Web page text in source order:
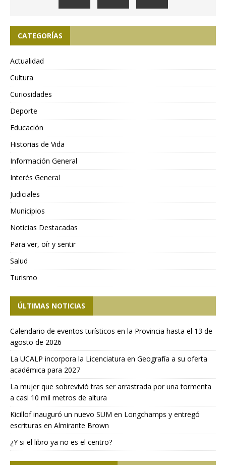
CATEGORÍAS
Actualidad
Cultura
Curiosidades
Deporte
Educación
Historias de Vida
Información General
Interés General
Judiciales
Municipios
Noticias Destacadas
Para ver, oír y sentir
Salud
Turismo
ÚLTIMAS NOTICIAS
Calendario de eventos turísticos en la Provincia hasta el 13 de
agosto de 2026
La UCALP incorpora la Licenciatura en Geografía a su oferta
académica para 2027
La mujer que sobrevivió tras ser arrastrada por una tormenta
a casi 10 mil metros de altura
Kicillof inauguró un nuevo SUM en Longchamps y entregó
escrituras en Almirante Brown
¿Y si el libro ya no es el centro?